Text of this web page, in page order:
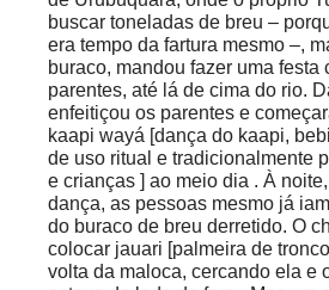
buscar toneladas de breu –
era tempo da fartura mesmo –,
buraco, mandou fazer uma festa
parentes, até lá de cima do rio.
enfeitiçou os parentes e
kaapi wayá [dança do kaapi,
de uso ritual e tradicionalmente
e crianças ] ao meio dia . À
dança, as pessoas mesmo já
do buraco de breu derretido. O
colocar jauari [palmeira de
volta da maloca, cercando ela e